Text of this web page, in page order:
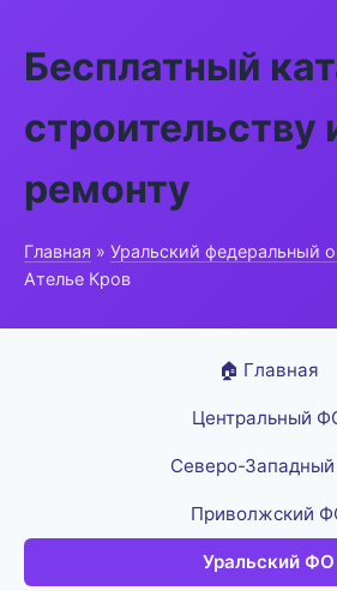
Бесплатный
строительству
ремонту
Главная » Уральский федеральный
Ателье Кров
🏠 Главная
Центральный
Северо-
Приволжский
Уральский ФО